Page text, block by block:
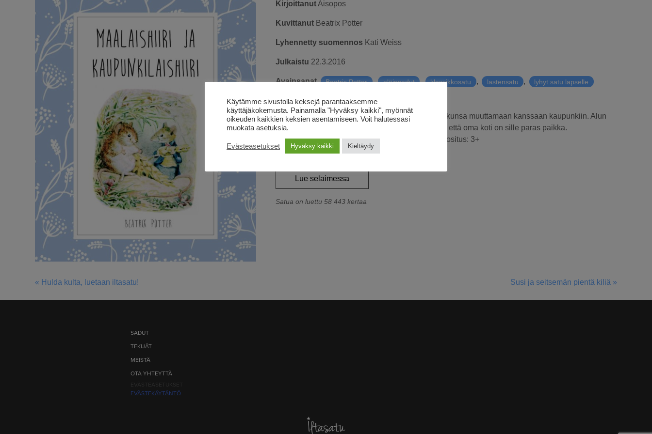
KirjoittanutAisopos
Kuvittanut Beatrix Potter
Lyhennetty suomennos Kati Weiss
Julkaistu 22.3.2016
Avainsanat Beatrix Potter , eläinsadut , klassikkosatu , lastensatu , lyhyt satu lapselle
Kaupunkilaishiiri houkuttelee köyhän maalaisserkkunsa muuttamaan kanssaan kaupunkiin. Alun
ihastuksen jälkeen maalaishiiri huomaa kuitenkin, että oma koti on sille paras paikka.
Klassikkosadun on kuvittanut Beatrix Potter. Ikäsuositus: 3+
Lue selaimessa
Satua on luettu 58 443 kertaa
ARTIKKELIEN
« Hulda kulta, luetaan iltasatu! Susi ja seitsemän pientä kiliä »
SADUT
TEKIJÄT
MEISTÄ
OTA YHTEYTTÄ
EVÄSTEASETUKSET
EVÄSTEKÄYTÄNTÖ
Käytämme sivustolla keksejä parantaaksemme
käyttäjäkokemusta. Painamalla "Hyväksy kaikki", myönnät
oikeuden kaikkien keksien asentamiseen. Voit halutessasi
muokata asetuksia.
Evästeasetukset Hyväksy kaikki Kieltäydy